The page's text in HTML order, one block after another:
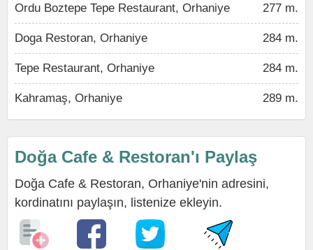
Ordu Boztepe Tepe Restaurant, Orhaniye 277 m.
Doga Restoran, Orhaniye 284 m.
Tepe Restaurant, Orhaniye 284 m.
Kahramaş, Orhaniye 289 m.
Doğa Cafe & Restoran'ı Paylaş
Doğa Cafe & Restoran, Orhaniye'nin adresini,
kordinatını paylaşın, listenize ekleyin.